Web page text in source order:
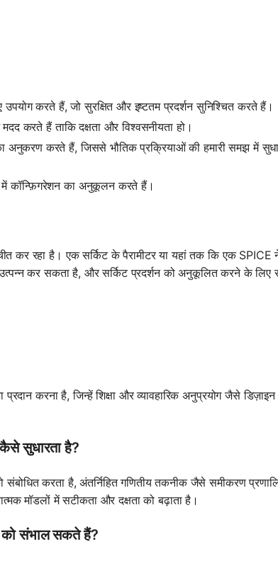
करते हैं, जो सुरक्षित और इष्टतम प्रदर्शन सुनिश्चित करते हैं।
करते हैं ताकि दक्षता और विश्वसनीयता हो।
अनुकरण करते हैं, जिससे भौतिक प्रक्रियाओं की हमारी समझ में
में कॉन्फ़िगरेशन का अनुकूलन करते हैं।
कर रहा है। एक सर्किट के पैरामीटर या यहां तक कि एक SPICE
कर सकता है, और सर्किट प्रदर्शन को अनुकूलित करने के लिए
करना है, जिन्हें शिक्षा और व्यावहारिक अनुप्रयोग जैसे
कैसे सुधारता है?
संबोधित करता है, अंतर्निहित गणितीय तकनीक जैसे समीकरण
मॉडलों में सटीकता और दक्षता को बढ़ाता है।
को संभाल सकते हैं?